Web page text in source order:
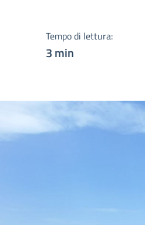
Tempo di lettura:
3 min